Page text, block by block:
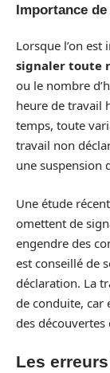
Importance
Lorsque l’on
signaler toute
ou le nombre
heure de travail
temps, toute
travail non
une suspension
Une étude
omettent de
engendre des
est conseillé de
déclaration. La
de conduite, car
des
Les